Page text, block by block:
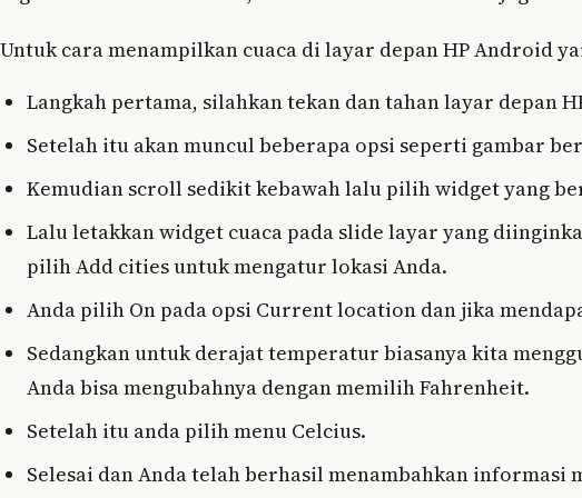
Untuk cara menampilkan cuaca di layar depan HP Android
Langkah pertama, silahkan tekan dan tahan layar depan
Setelah itu akan muncul beberapa opsi seperti gambar
Kemudian scroll sedikit kebawah lalu pilih widget yang
Lalu letakkan widget cuaca pada slide layar yang
pilih Add cities untuk mengatur lokasi Anda.
Anda pilih On pada opsi Current location dan jika
Sedangkan untuk derajat temperatur biasanya kita
Anda bisa mengubahnya dengan memilih Fahrenheit.
Setelah itu anda pilih menu Celcius.
Selesai dan Anda telah berhasil menambahkan informasi